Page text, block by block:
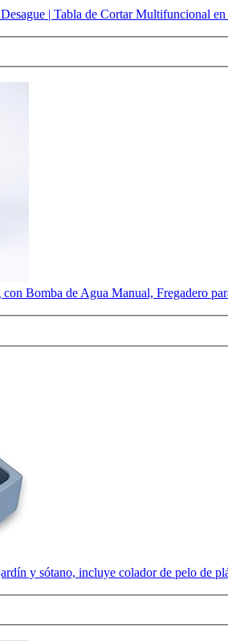
| Tabla de Cortar Multifuncional
Bomba de Agua Manual, Fregadero
y sótano, incluye colador de pelo de